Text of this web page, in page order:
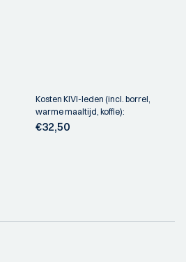
Kosten KIVI-leden (incl. borrel,
warme maaltijd, koffie):
€32,50